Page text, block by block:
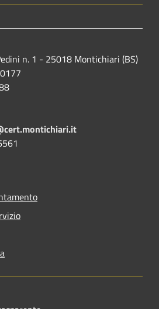
n. 1 - 25018 Montichiari (BS)